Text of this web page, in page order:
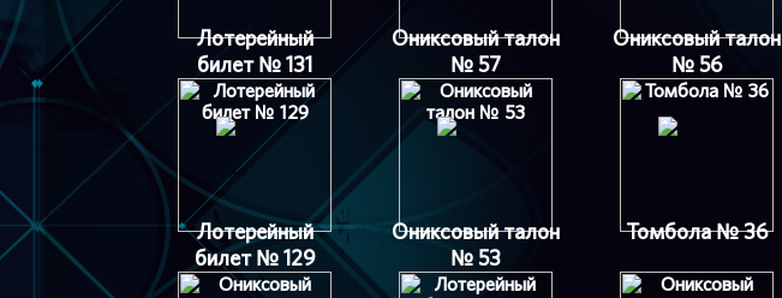
Лотерейный
билет № 131
Ониксовый талон
№ 57
Ониксовый талон
№ 56
Лотерейный
билет № 129
Ониксовый талон
№ 53
Томбола № 36